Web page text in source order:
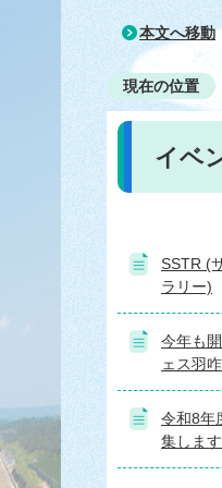
本文へ移動
現在の位置
イベ
SSTR (
ラリー)
今年も
ェス羽
令和8年
集しま